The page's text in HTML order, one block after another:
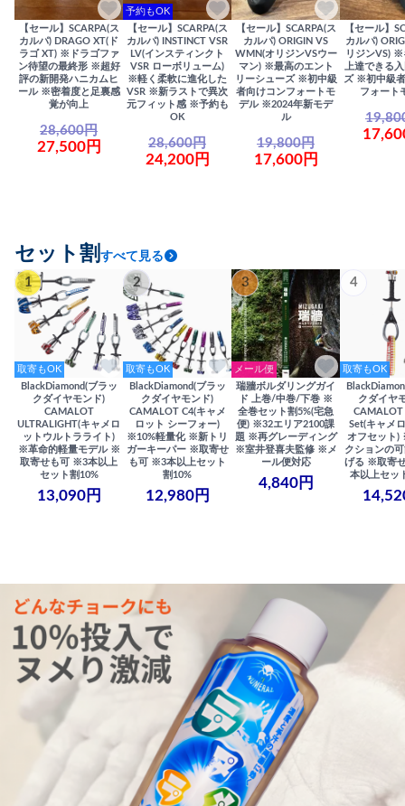
【セール】SCARPA(ス
カルパ) DRAGO XT(ド
ラゴ XT) ※ドラゴファ
ン待望の最終形 ※超好
評の新開発ハニカムヒ
ール ※密着度と足裏感
覚が向上
28,600円
27,500円
予約もOK
【セール】SCARPA(ス
カルパ) INSTINCT VSR
LV(インスティンクト
VSR ローボリューム)
※軽く柔軟に進化した
VSR ※新ラストで異次
元フィット感 ※予約も
OK
28,600円
24,200円
【セール】SCARPA(ス
カルパ) ORIGIN VS
WMN(オリジンVSウー
マン) ※最高のエント
リーシューズ ※初中級
者向けコンフォートモ
デル ※2024年新モデ
ル
19,800円
17,600円
【セール】
カルパ)
リジンVS) ※
上達できる
ズ ※初中級
フォート
セット割 すべて見る
1
取寄もOK
BlackDiamond(ブラッ
クダイヤモンド)
CAMALOT
ULTRALIGHT(キャメロ
ットウルトラライト)
※革命的軽量モデル ※
取寄せも可 ※3本以上
セット割10%
13,090円
2
取寄もOK
BlackDiamond(ブラッ
クダイヤモンド)
CAMALOT C4(キャメ
ロット シーフォー)
※10%軽量化 ※新トリ
ガーキーパー ※取寄せ
も可 ※3本以上セット
割10%
12,980円
3
メール便
瑞牆ボルダリングガイ
ド 上巻/中巻/下巻 ※
全巻セット割5%(宅急
便) ※32エリア2100課
題 ※再グレーディング
※室井登喜夫監修 ※メ
ール便対応
4,840円
4
取寄もOK
クダイヤ
Set(キャメ
オフセット)
クションの
げる ※取寄
本以上セッ